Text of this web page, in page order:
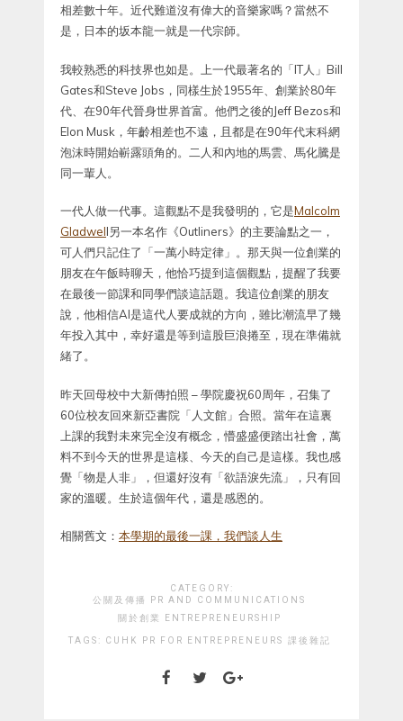
相差數十年。近代難道沒有偉大的音樂家嗎？當然不
是，日本的坂本龍一就是一代宗師。
我較熟悉的科技界也如是。上一代最著名的「IT人」Bill
Gates和Steve Jobs，同樣生於1955年、創業於80年
代、在90年代晉身世界首富。他們之後的Jeff Bezos和
Elon Musk，年齡相差也不遠，且都是在90年代末科網
泡沫時開始嶄露頭角的。二人和內地的馬雲、馬化騰是
同一輩人。
一代人做一代事。這觀點不是我發明的，它是Malcolm
Gladwell另一本名作《Outliners》的主要論點之一，
可人們只記住了「一萬小時定律」。那天與一位創業的
朋友在午飯時聊天，他恰巧提到這個觀點，提醒了我要
在最後一節課和同學們談這話題。我這位創業的朋友
說，他相信AI是這代人要成就的方向，雖比潮流早了幾
年投入其中，幸好還是等到這股巨浪捲至，現在準備就
緒了。
昨天回母校中大新傳拍照 – 學院慶祝60周年，召集了
60位校友回來新亞書院「人文館」合照。當年在這裏
上課的我對未來完全沒有概念，懵盛盛便踏出社會，萬
料不到今天的世界是這樣、今天的自己是這樣。我也感
覺「物是人非」，但還好沒有「欲語淚先流」，只有回
家的溫暖。生於這個年代，還是感恩的。
相關舊文： 本學期的最後一課，我們談人生
CATEGORY:
公關及傳播 PR AND COMMUNICATIONS
關於創業 ENTREPRENEURSHIP
TAGS: CUHK PR FOR ENTREPRENEURS 課後雜記